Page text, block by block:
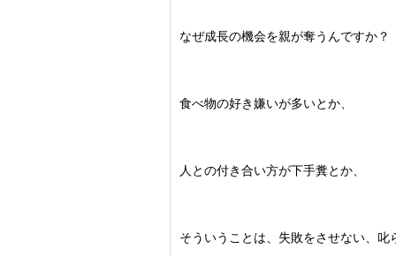
なぜ成長の機会を親が奪うんですか？
食べ物の好き嫌いが多いとか、
人との付き合い方が下手糞とか、
そういうことは、失敗をさせない、叱